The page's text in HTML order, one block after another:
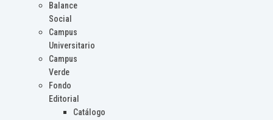
Balance
Social
Campus
Universitario
Campus
Verde
Fondo
Editorial
Catálogo